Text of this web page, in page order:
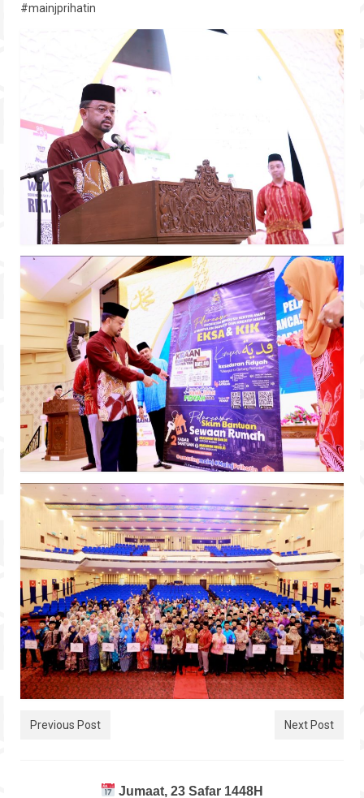
#mainjprihatin
Previous Post Next Post
Jumaat, 23 Safar 1448H